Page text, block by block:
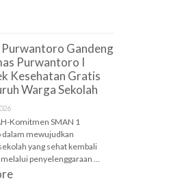
Gandeng
Purwantoro I
Kesehatan Gratis
Warga Sekolah
Komitmen SMAN 1
mewujudkan
yang sehat kembali
penyelenggaraan …